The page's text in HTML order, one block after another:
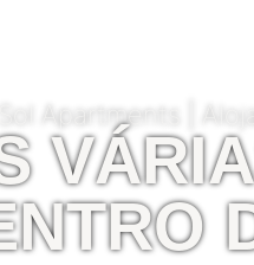
Sol Apartments |